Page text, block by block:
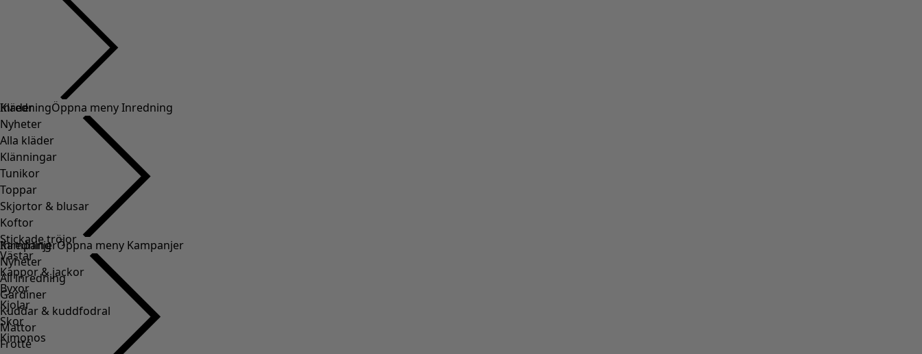
Kläder
Nyheter
Alla kläder
Klänningar
Tunikor
Toppar
Skjortor & blusar
Koftor
Stickade tröjor
Västar
Kappor & jackor
Byxor
Kjolar
Skor
Kimonos
InredningÖppna meny Inredning
Inredning
Nyheter
All inredning
Gardiner
Kuddar & kuddfodral
Mattor
Frotté
KampanjerÖppna meny Kampanjer